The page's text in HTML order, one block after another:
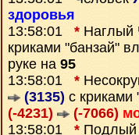
здоровья
13:58:01 * Наглый
криками "банзай"
руке на 95
13:58:01 *
(3135) с криками
(-4231)
(-7066)
13:58:01 * Подлый